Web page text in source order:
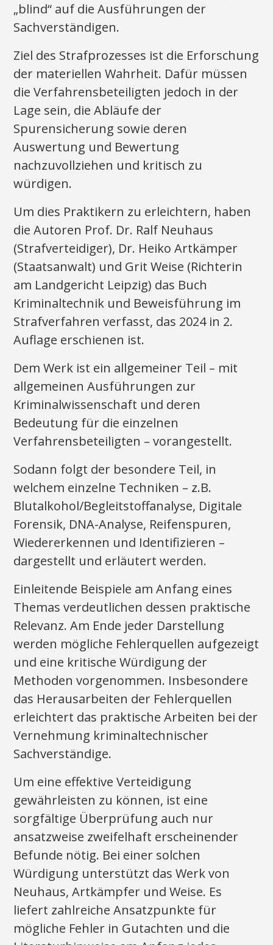
„blind“ auf die Ausführungen der
Sachverständigen.
Ziel des Strafprozesses ist die Erforschung
der materiellen Wahrheit. Dafür müssen
die Verfahrensbeteiligten jedoch in der
Lage sein, die Abläufe der
Spurensicherung sowie deren
Auswertung und Bewertung
nachzuvollziehen und kritisch zu
würdigen.
Um dies Praktikern zu erleichtern, haben
die Autoren Prof. Dr. Ralf Neuhaus
(Strafverteidiger), Dr. Heiko Artkämper
(Staatsanwalt) und Grit Weise (Richterin
am Landgericht Leipzig) das Buch
Kriminaltechnik und Beweisführung im
Strafverfahren verfasst, das 2024 in 2.
Auflage erschienen ist.
Dem Werk ist ein allgemeiner Teil – mit
allgemeinen Ausführungen zur
Kriminalwissenschaft und deren
Bedeutung für die einzelnen
Verfahrensbeteiligten – vorangestellt.
Sodann folgt der besondere Teil, in
welchem einzelne Techniken – z.B.
Blutalkohol/Begleitstoffanalyse, Digitale
Forensik, DNA-Analyse, Reifenspuren,
Wiedererkennen und Identifizieren –
dargestellt und erläutert werden.
Einleitende Beispiele am Anfang eines
Themas verdeutlichen dessen praktische
Relevanz. Am Ende jeder Darstellung
werden mögliche Fehlerquellen aufgezeigt
und eine kritische Würdigung der
Methoden vorgenommen. Insbesondere
das Herausarbeiten der Fehlerquellen
erleichtert das praktische Arbeiten bei der
Vernehmung kriminaltechnischer
Sachverständige.
Um eine effektive Verteidigung
gewährleisten zu können, ist eine
sorgfältige Überprüfung auch nur
ansatzweise zweifelhaft erscheinender
Befunde nötig. Bei einer solchen
Würdigung unterstützt das Werk von
Neuhaus, Artkämpfer und Weise. Es
liefert zahlreiche Ansatzpunkte für
mögliche Fehler in Gutachten und die